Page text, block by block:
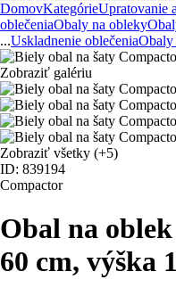
DomovKategórieUpratovanie
oblečeniaObaly na obleky
...Uskladnenie oblečeniaObaly
Zobraziť galériu
Zobraziť všetky (+5)
ID: 839194
Compactor
Obal na
60 cm, výška